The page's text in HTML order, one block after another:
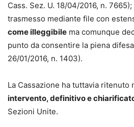
Cass. Sez. U. 18/04/2016, n.
trasmesso mediante file con
come illeggibile ma comunque
punto da consentire la piena
26/01/2016, n. 1403).
La Cassazione ha tuttavia
intervento, definitivo e
Sezioni Unite.